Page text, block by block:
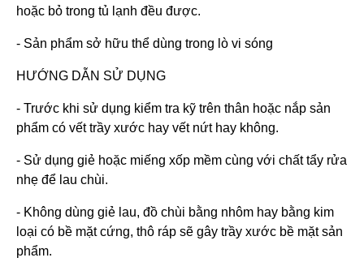
hoặc bỏ trong tủ lạnh đều được.
- Sản phẩm sở hữu thể dùng trong lò vi sóng
HƯỚNG DẪN SỬ DỤNG
- Trước khi sử dụng kiểm tra kỹ trên thân hoặc nắp sản
phẩm có vết trầy xước hay vết nứt hay không.
- Sử dụng giẻ hoặc miếng xốp mềm cùng với chất tẩy rửa
nhẹ để lau chùi.
- Không dùng giẻ lau, đồ chùi bằng nhôm hay bằng kim
loại có bề mặt cứng, thô ráp sẽ gây trầy xước bề mặt sản
phẩm.